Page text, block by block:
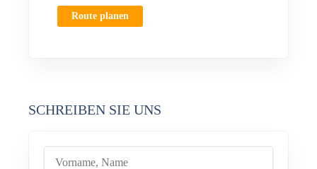
Route planen
SCHREIBEN SIE UNS